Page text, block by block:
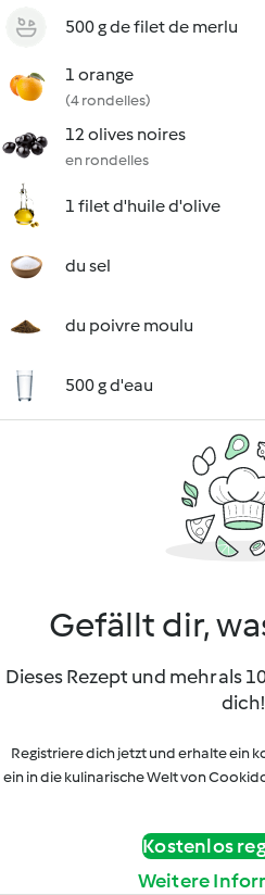
500 g de filet de merlu
1 orange
(4 rondelles)
12 olives noires
en rondelles
1 filet d'huile d'olive
du sel
du poivre moulu
500 g d'eau
Gefällt dir,
Dieses Rezept und mehr als
dich!
Registriere dich jetzt und erhalte ein
ein in die kulinarische Welt von
Kostenlos
Weitere